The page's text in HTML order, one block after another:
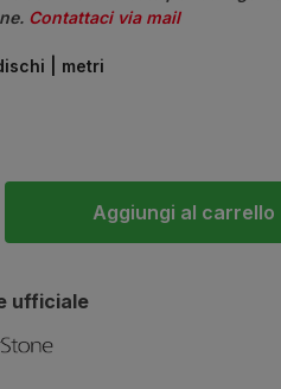
Contattaci via mail
| metri
Aggiungi al carrello
ufficiale